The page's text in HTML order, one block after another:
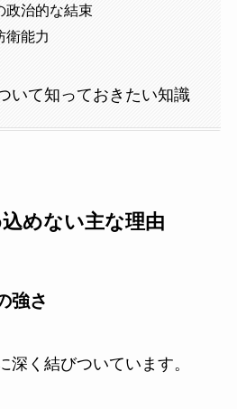
政治的な結束
衛能力
いて知っておきたい知識
めない主な理由
強さ
深く結びついています。